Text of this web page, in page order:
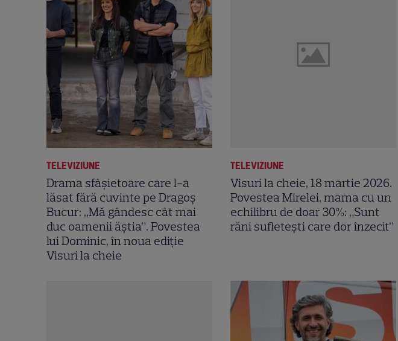
TELEVIZIUNE
Drama sfâșietoare care l-a
lăsat fără cuvinte pe Dragoș
Bucur: „Mă gândesc cât mai
duc oamenii ăștia”. Povestea
lui Dominic, în noua ediție
Visuri la cheie
TELEVIZIUNE
Visuri la cheie, 18 martie 2026.
Povestea Mirelei, mama cu un
echilibru de doar 30%: „Sunt
răni sufletești care dor înzecit”